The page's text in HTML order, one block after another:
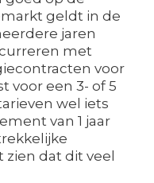
geldt in de
jaren
met
voor
voor een 3- of 5
wel iets
van 1 jaar
dat dit veel